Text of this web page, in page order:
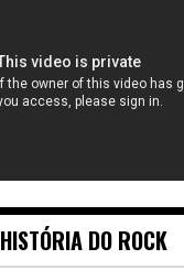
HISTÓRIA DO ROCK